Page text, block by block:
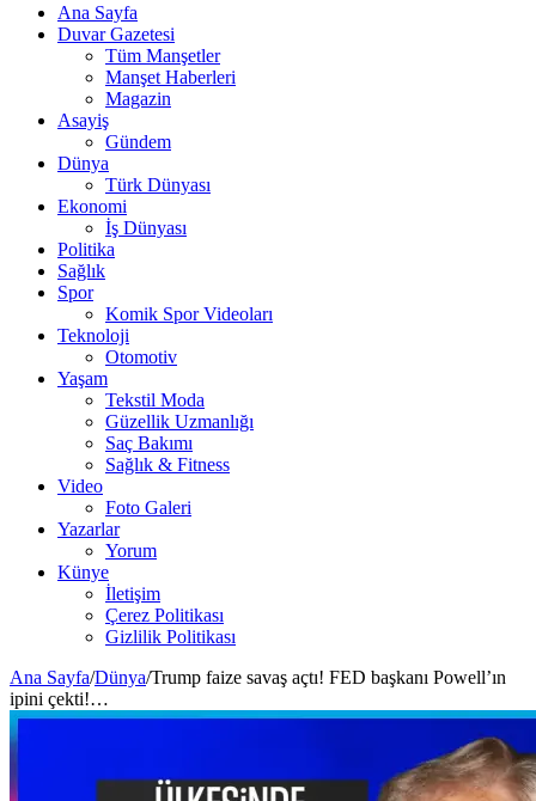
Ana Sayfa
Duvar Gazetesi
Tüm Manşetler
Manşet Haberleri
Magazin
Asayiş
Gündem
Dünya
Türk Dünyası
Ekonomi
İş Dünyası
Politika
Sağlık
Spor
Komik Spor Videoları
Teknoloji
Otomotiv
Yaşam
Tekstil Moda
Güzellik Uzmanlığı
Saç Bakımı
Sağlık & Fitness
Video
Foto Galeri
Yazarlar
Yorum
Künye
İletişim
Çerez Politikası
Gizlilik Politikası
Ana Sayfa/Dünya/Trump faize savaş açtı! FED başkanı Powell’ın
ipini çekti!…